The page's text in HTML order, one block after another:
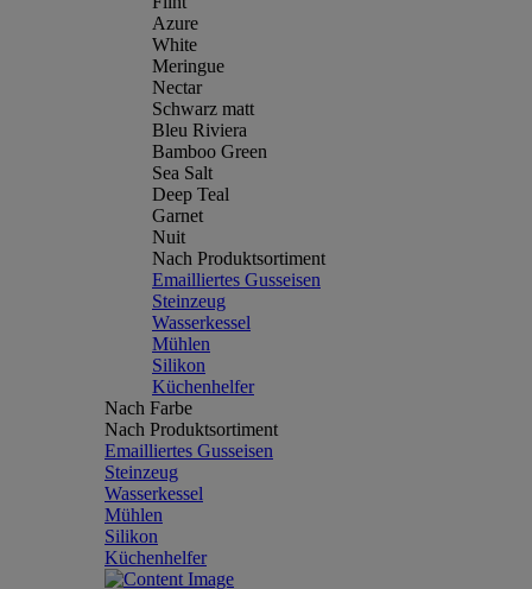
Azure
White
Meringue
Nectar
Schwarz matt
Bleu Riviera
Bamboo Green
Sea Salt
Deep Teal
Garnet
Nuit
Nach Produktsortiment
Emailliertes Gusseisen
Steinzeug
Wasserkessel
Mühlen
Silikon
Küchenhelfer
Nach Farbe
Nach Produktsortiment
Emailliertes Gusseisen
Steinzeug
Wasserkessel
Mühlen
Silikon
Küchenhelfer